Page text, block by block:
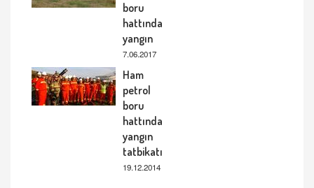
boru
hattında
yangın
7.06.2017
Ham
petrol
boru
hattında
yangın
tatbikatı
19.12.2014